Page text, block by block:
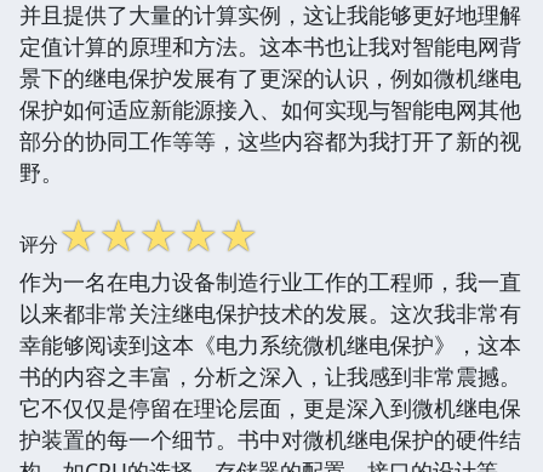
并且提供了大量的计算实例，这让我能够更好地理解
定值计算的原理和方法。这本书也让我对智能电网背
景下的继电保护发展有了更深的认识，例如微机继电
保护如何适应新能源接入、如何实现与智能电网其他
部分的协同工作等等，这些内容都为我打开了新的视
野。
评分☆☆☆☆☆
作为一名在电力设备制造行业工作的工程师，我一直
以来都非常关注继电保护技术的发展。这次我非常有
幸能够阅读到这本《电力系统微机继电保护》，这本
书的内容之丰富，分析之深入，让我感到非常震撼。
它不仅仅是停留在理论层面，更是深入到微机继电保
护装置的每一个细节。书中对微机继电保护的硬件结